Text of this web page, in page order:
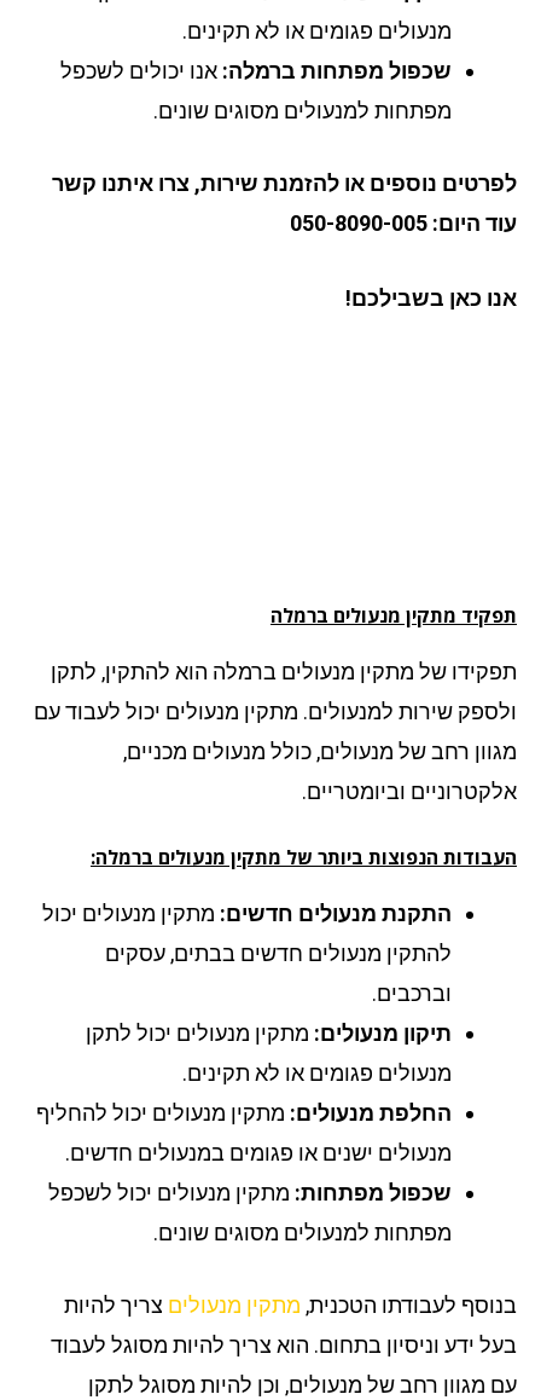
מנעולים פגומים או לא תקינים.
שכפול מפתחות ברמלה:אנו יכולים לשכפל
מפתחות למנעולים מסוגים שונים.
נוספים או להזמנת שירות, צרו איתנו קשר
050-8090-005
כאן בשבילכם!
מתקין מנעוליםברמלה
של מתקין מנעולים ברמלה הוא להתקין, לתקן
שירות למנעולים. מתקין מנעולים יכול לעבוד עם
רחב של מנעולים, כולל מנעולים מכניים,
וביומטריים.
הנפוצות ביותר של מתקין מנעולים ברמלה:
התקנת מנעולים חדשים:מתקין מנעולים יכול
להתקין מנעולים חדשים בבתים, עסקים
וברכבים.
תיקון מנעולים:מתקין מנעולים יכול לתקן
מנעולים פגומים או לא תקינים.
החלפת מנעולים:מתקין מנעולים יכול להחליף
מנעולים ישנים או פגומים במנעולים חדשים.
שכפול מפתחות:מתקין מנעולים יכול לשכפל
מפתחות למנעולים מסוגים שונים.
לעבודתו הטכנית,מתקין מנעוליםצריך להיות
ידע וניסיון בתחום. הוא צריך להיות מסוגל לעבוד
מגוון רחב של מנעולים, וכן להיות מסוגל לתקן